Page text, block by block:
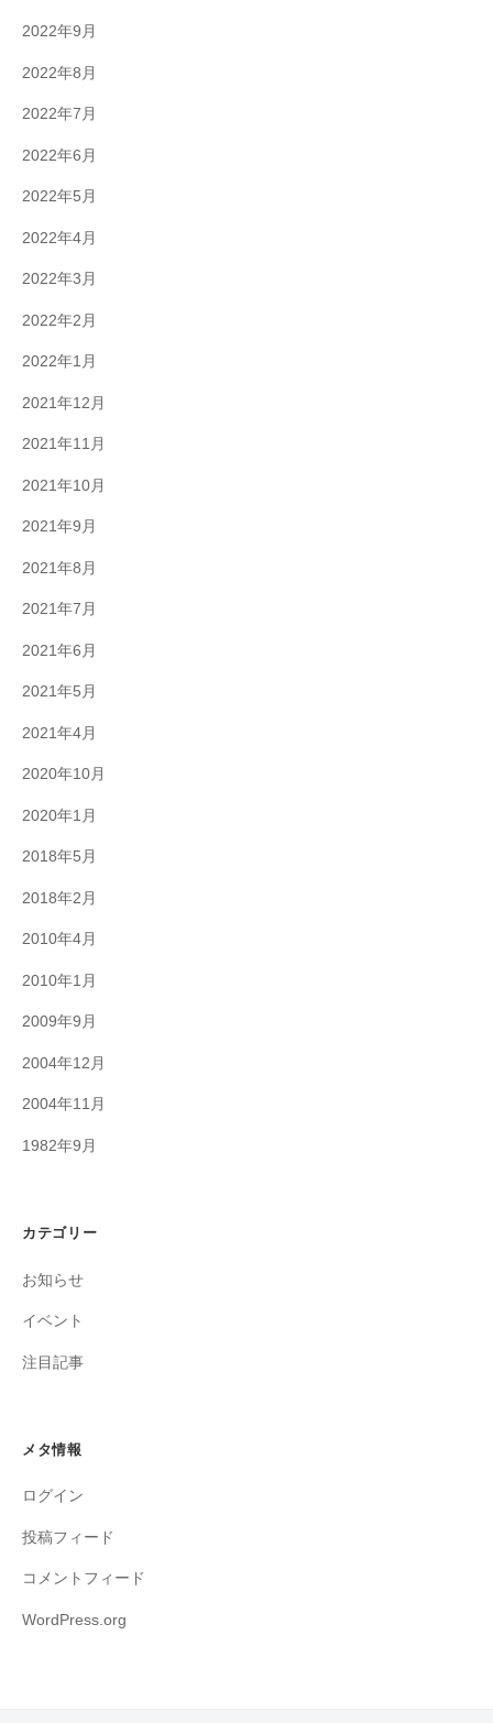
2022年9月
2022年8月
2022年7月
2022年6月
2022年5月
2022年4月
2022年3月
2022年2月
2022年1月
2021年12月
2021年11月
2021年10月
2021年9月
2021年8月
2021年7月
2021年6月
2021年5月
2021年4月
2020年10月
2020年1月
2018年5月
2018年2月
2010年4月
2010年1月
2009年9月
2004年12月
2004年11月
1982年9月
カテゴリー
お知らせ
イベント
注目記事
メタ情報
ログイン
投稿フィード
コメントフィード
WordPress.org